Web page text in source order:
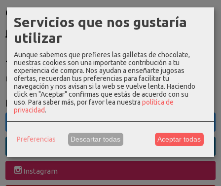
Costes de Envío
GRATIS *
Consultar Destinos
Tu Carrito (0)
El carrito de la compra está vacío
Redes Sociales
Twitter
Instagram
Servicios que nos gustaría
utilizar
Aunque sabemos que prefieres las galletas de chocolate,
nuestras cookies son una importante contribución a tu
experiencia de compra. Nos ayudan a enseñarte jugosas
ofertas, recuerdan tus preferencias para facilitar tu
navegación y nos avisan si la web se vuelve lenta. Haciendo
click en "Aceptar" confirmas que estás de acuerdo con su
uso. Para saber más, por favor lea nuestra política de
privacidad.
Preferencias Descartar todas Aceptar todas